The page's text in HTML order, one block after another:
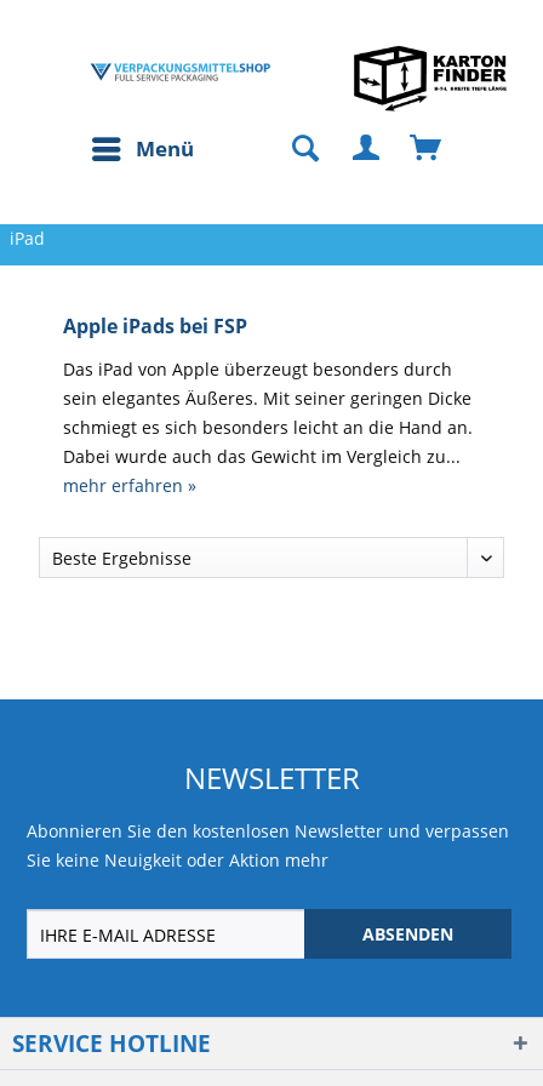
Menü
iPad
Apple iPads bei FSP
Das iPad von Apple überzeugt besonders durch
sein elegantes Äußeres. Mit seiner geringen Dicke
schmiegt es sich besonders leicht an die Hand an.
Dabei wurde auch das Gewicht im Vergleich zu...
mehr erfahren »
NEWSLETTER
Abonnieren Sie den kostenlosen Newsletter und verpassen
Sie keine Neuigkeit oder Aktion mehr
ABSENDEN
SERVICE HOTLINE